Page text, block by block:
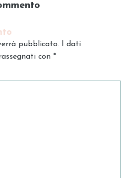
pubblicato. I dati
con *